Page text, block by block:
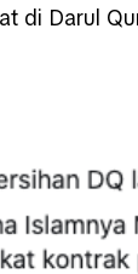
di Darul